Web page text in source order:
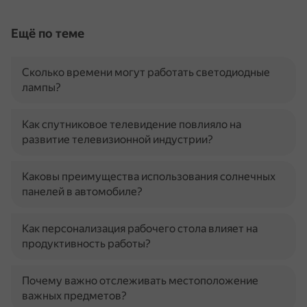
Ещё по теме
Сколько времени могут работать светодиодные
лампы?
Как спутниковое телевидение повлияло на
развитие телевизионной индустрии?
Каковы преимущества использования солнечных
панелей в автомобиле?
Как персонализация рабочего стола влияет на
продуктивность работы?
Почему важно отслеживать местоположение
важных предметов?